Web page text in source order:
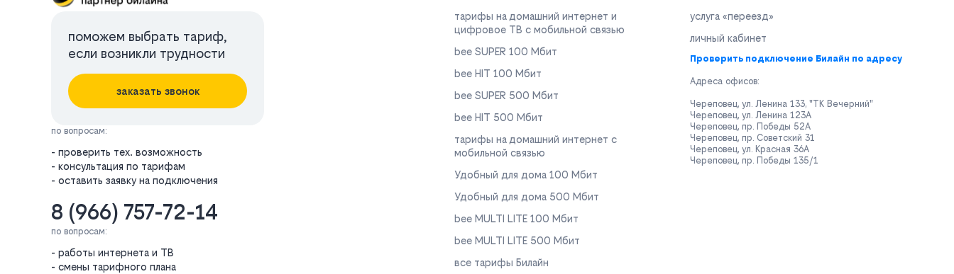
поможем выбрать тариф,
если возникли трудности
заказать звонок
по вопросам:
- проверить тех. возможность
- консультация по тарифам
- оставить заявку на подключения
8 (966) 757-72-14
по вопросам:
- работы интернета и ТВ
- смены тарифного плана
тарифы на домашний интернет и
цифровое ТВ с мобильной связью
bee SUPER 100 Мбит
bee HIT 100 Мбит
bee SUPER 500 Мбит
bee HIT 500 Мбит
тарифы на домашний интернет с
мобильной связью
Удобный для дома 100 Мбит
Удобный для дома 500 Мбит
bee MULTI LITE 100 Мбит
bee MULTI LITE 500 Мбит
все тарифы Билайн
услуга «переезд»
личный кабинет
Проверить подключение Билайн по адресу
Адреса офисов:
Череповец, ул. Ленина 133, "ТК Вечерний"
Череповец, ул. Ленина 123А
Череповец, пр. Победы 52А
Череповец, пр. Советский 31
Череповец, ул. Красная 36А
Череповец, пр. Победы 135/1